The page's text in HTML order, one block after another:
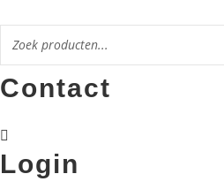
inhoud
Contact
Login